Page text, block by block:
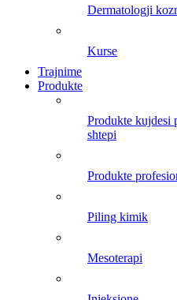
dermatologji
kurse
Trajnime
Produkte
produkte kujdesi per lekuren ne
shtepi
produkte
piling kimik
mesoterapi